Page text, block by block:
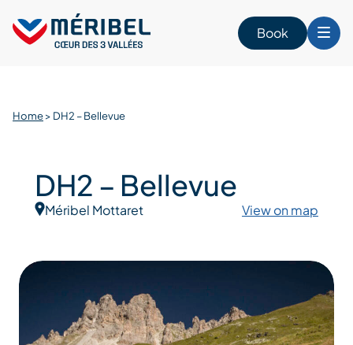
content
Book
Home> DH2 – Bellevue
DH2 – Bellevue
Méribel Mottaret View on map